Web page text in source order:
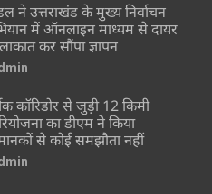
ने उत्तराखंड के मुख्य निर्वाचन
में ऑनलाइन माध्यम से दायर
कर सौंपा ज्ञापन
कॉरिडोर से जुड़ी 12 किमी
का डीएम ने किया
मानकों से कोई समझौता नहीं